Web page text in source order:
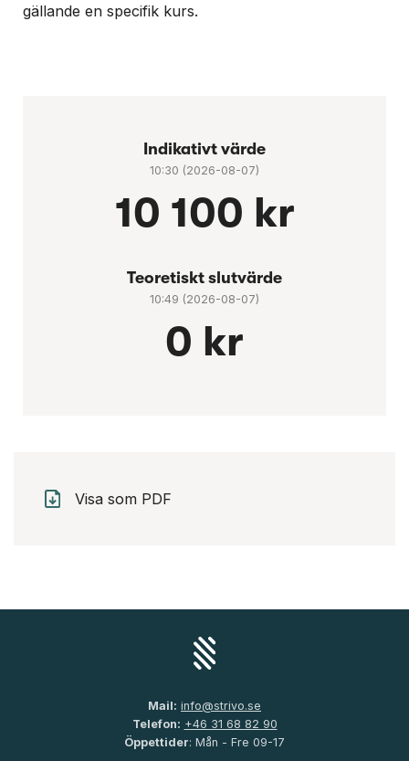
gällande en specifik kurs.
Indikativt värde
10:30 (2026-08-07)
10 100 kr
Teoretiskt slutvärde
10:49 (2026-08-07)
0 kr
Visa som PDF
Mail: info@strivo.se
Telefon: +46 31 68 82 90
Öppettider: Mån - Fre 09-17